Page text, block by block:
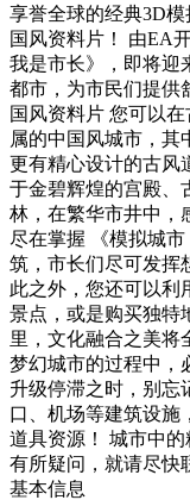
享誉全球的经典3D
国风资料片！ 由EA
我是市长》，即将迎
都市，为市民们提供
国风资料片 您可以
属的中国风城市，其
更有精心设计的古风
于金碧辉煌的宫殿、
林，在繁华市井中，
尽在掌握 《模拟城
筑，市长们尽可发挥
此之外，您还可以利
景点，或是购买独特
里，文化融合之美
梦幻城市的过程中，
升级停滞之时，别忘
口、机场等建筑设施
道具资源！ 城市中
有所疑问，就请尽快
基本信息